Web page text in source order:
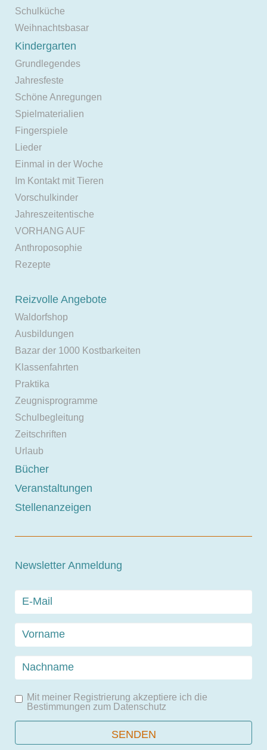
Schulküche
Weihnachtsbasar
Kindergarten
Grundlegendes
Jahresfeste
Schöne Anregungen
Spielmaterialien
Fingerspiele
Lieder
Einmal in der Woche
Im Kontakt mit Tieren
Vorschulkinder
Jahreszeitentische
VORHANG AUF
Anthroposophie
Rezepte
Reizvolle Angebote
Waldorfshop
Ausbildungen
Bazar der 1000 Kostbarkeiten
Klassenfahrten
Praktika
Zeugnisprogramme
Schulbegleitung
Zeitschriften
Urlaub
Bücher
Veranstaltungen
Stellenanzeigen
Newsletter Anmeldung
Mit meiner Registrierung akzeptiere ich die
Bestimmungen zum Datenschutz